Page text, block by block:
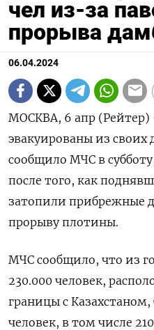
чел из-за
прорыва
06.04.2024
МОСКВА, 6 апр (Рейтер)
эвакуированы из своих
сообщило МЧС в
после того, как
затопили прибрежные
прорыву плотины.
МЧС сообщило, что из
230.000 человек,
границы с Казахстаном,
человек, в том числе